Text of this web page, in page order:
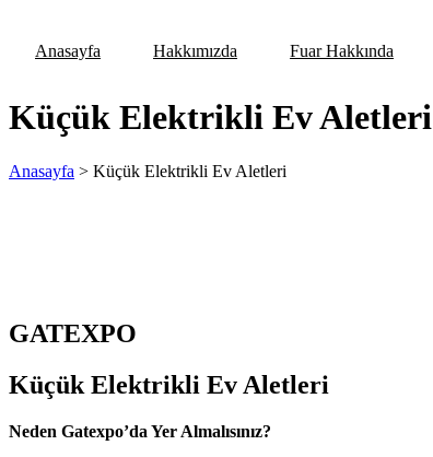
Anasayfa Hakkımızda Fuar Hakkında
Küçük Elektrikli Ev Aletleri
Anasayfa > Küçük Elektrikli Ev Aletleri
GATEXPO
Küçük Elektrikli Ev Aletleri
Neden Gatexpo’da Yer Almalısınız?